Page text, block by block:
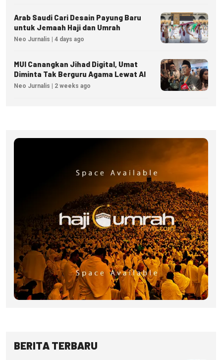
Arab Saudi Cari Desain Payung Baru
untuk Jemaah Haji dan Umrah
Neo Jurnalis | 4 days ago
MUI Canangkan Jihad Digital, Umat
Diminta Tak Berguru Agama Lewat AI
Neo Jurnalis | 2 weeks ago
BERITA TERBARU